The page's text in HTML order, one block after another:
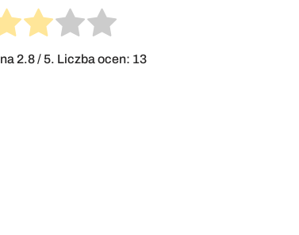
2.8/ 5. Liczba ocen: 13